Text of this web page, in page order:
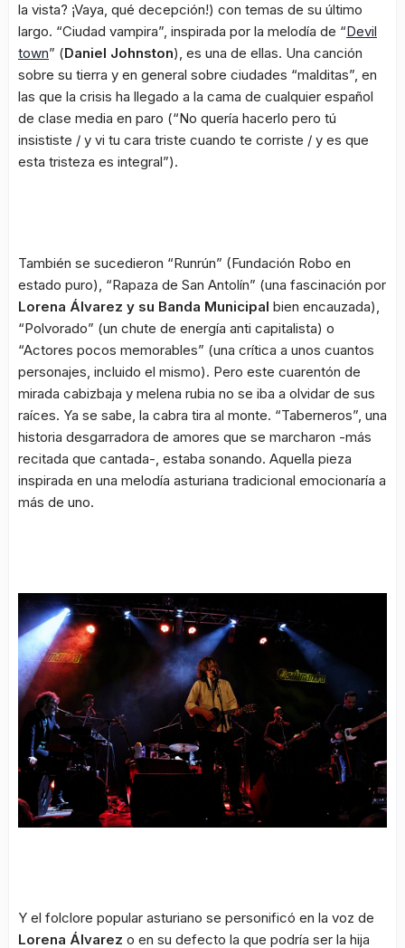
la vista? ¡Vaya, qué decepción!) con temas de su último
largo. “Ciudad vampira”, inspirada por la melodía de “Devil
town” (Daniel Johnston), es una de ellas. Una canción
sobre su tierra y en general sobre ciudades “malditas”, en
las que la crisis ha llegado a la cama de cualquier español
de clase media en paro (“No quería hacerlo pero tú
insististe / y vi tu cara triste cuando te corriste / y es que
esta tristeza es integral”).
También se sucedieron “Runrún” (Fundación Robo en
estado puro), “Rapaza de San Antolín” (una fascinación por
Lorena Álvarez y su Banda Municipal bien encauzada),
“Polvorado” (un chute de energía anti capitalista) o
“Actores pocos memorables” (una crítica a unos cuantos
personajes, incluido el mismo). Pero este cuarentón de
mirada cabizbaja y melena rubia no se iba a olvidar de sus
raíces. Ya se sabe, la cabra tira al monte. “Taberneros”, una
historia desgarradora de amores que se marcharon -más
recitada que cantada-, estaba sonando. Aquella pieza
inspirada en una melodía asturiana tradicional emocionaría a
más de uno.
Y el folclore popular asturiano se personificó en la voz de
Lorena Álvarez o en su defecto la que podría ser la hija